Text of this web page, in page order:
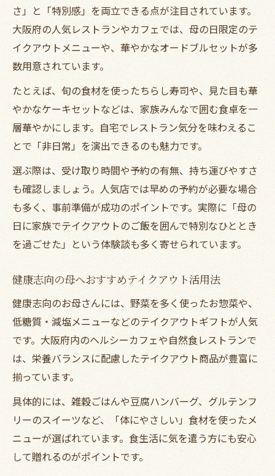
さ」と「特別感」を両立できる点が注目されています。
大阪府の人気レストランやカフェでは、母の日限定のテ
イクアウトメニューや、華やかなオードブルセットが多
数用意されています。
たとえば、旬の食材を使ったちらし寿司や、見た目も華
やかなケーキセットなどは、家族みんなで囲む食卓を一
層華やかにします。自宅でレストラン気分を味わえるこ
とで「非日常」を演出できるのも魅力です。
選ぶ際は、受け取り時間や予約の有無、持ち運びやすさ
も確認しましょう。人気店では早めの予約が必要な場合
も多く、事前準備が成功のポイントです。実際に「母の
日に家族でテイクアウトのご飯を囲んで特別なひととき
を過ごせた」という体験談も多く寄せられています。
健康志向の母へおすすめテイクアウト活用法
健康志向のお母さんには、野菜を多く使ったお惣菜や、
低糖質・減塩メニューなどのテイクアウトギフトが人気
です。大阪府内のヘルシーカフェや自然食レストランで
は、栄養バランスに配慮したテイクアウト商品が豊富に
揃っています。
具体的には、雑穀ごはんや豆腐ハンバーグ、グルテンフ
リーのスイーツなど、「体にやさしい」食材を使ったメ
ニューが選ばれています。食生活に気を遣う方にも安心
して贈れるのがポイントです。